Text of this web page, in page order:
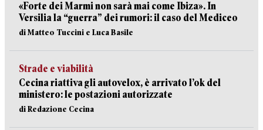
«Forte dei Marmi non sarà mai come Ibiza». In
Versilia la “guerra” dei rumori: il caso del Mediceo
di Matteo Tuccini e Luca Basile
Strade e viabilità
Cecina riattiva gli autovelox, è arrivato l’ok del
ministero: le postazioni autorizzate
di Redazione Cecina